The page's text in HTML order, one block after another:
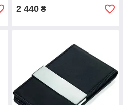
2 440 ₴